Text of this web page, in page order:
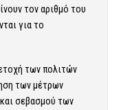
τον αριθμό του
για το
των πολιτών
των μέτρων
σεβασμού των